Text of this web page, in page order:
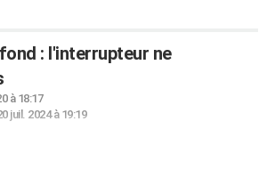
: l'interrupteur ne
à 18:17
juil. 2024 à 19:19